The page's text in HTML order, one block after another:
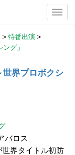
> 特番出演 >
グ」
界プロボクシ
バロス
世界タイトル初防